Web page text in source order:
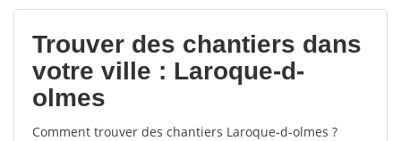
votes
Trouver des chantiers dans
votre ville : Laroque-d-
olmes
Comment trouver des chantiers Laroque-d-olmes ?